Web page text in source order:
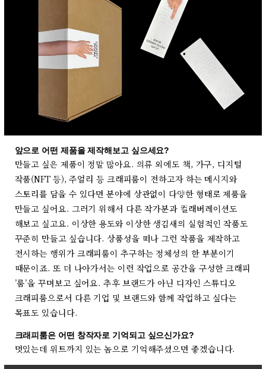
앞으로 어떤 제품을 제작해보고 싶으세요?
만들고 싶은 제품이 정말 많아요. 의류 외에도 책, 가구, 디지털
작품(NFT 등), 주얼리 등 크래피룸이 전하고자 하는 메시지와
스토리를 담을 수 있다면 분야에 상관없이 다양한 형태로 제품을
만들고 싶어요. 그러기 위해서 다른 작가분과 컬래버레이션도
해보고 싶고요. 이상한 용도와 이상한 생김새의 실험적인 작품도
꾸준히 만들고 싶습니다. 상품성을 떠나 그런 작품을 제작하고
전시하는 행위가 크래피룸이 추구하는 정체성의 한 부분이기
때문이죠. 또 더 나아가서는 이런 작업으로 공간을 구성한 크래피
’룸’을 꾸며보고 싶어요. 추후 브랜드가 아닌 디자인 스튜디오
크래피룸으로서 다른 기업 및 브랜드와 함께 작업하고 싶다는
목표도 있습니다.
크래피룸은 어떤 창작자로 기억되고 싶으신가요?
멋있는데 위트까지 있는 놈으로 기억해주셨으면 좋겠습니다.